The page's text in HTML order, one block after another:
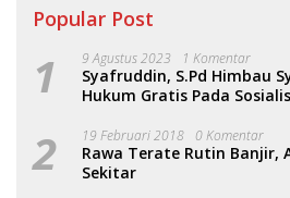
Popular Post
1 9 Agustus 2023 1 Komentar
Syafruddin, S.Pd Himbau
Hukum Gratis Pada
2 19 Februari 2018 0 Komentar
Rawa Terate Rutin Banjir,
Sekitar